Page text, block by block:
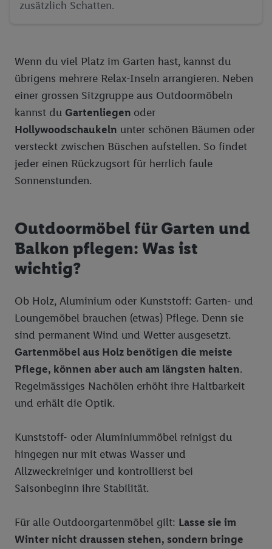
zusätzlich Schatten.
Wenn du viel Platz im Garten hast, kannst du
übrigens mehrere Relax-Inseln arrangieren. Neben
einer grossen Sitzgruppe aus Outdoormöbeln
kannst du Gartenliegen oder
Hollywoodschaukeln unter schönen Bäumen oder
versteckt zwischen Büschen aufstellen. So findet
jeder einen Rückzugsort für herrlich faule
Sonnenstunden.
Outdoormöbel für Garten und
Balkon pflegen: Was ist
wichtig?
Ob Holz, Aluminium oder Kunststoff: Garten- und
Loungemöbel brauchen (etwas) Pflege. Denn sie
sind permanent Wind und Wetter ausgesetzt.
Gartenmöbel aus Holz benötigen die meiste
Pflege, können aber auch am längsten halten.
Regelmässiges Nachölen erhöht ihre Haltbarkeit
und erhält die Optik.
Kunststoff- oder Aluminiummöbel reinigst du
hingegen nur mit etwas Wasser und
Allzweckreiniger und kontrollierst bei
Saisonbeginn ihre Stabilität.
Für alle Outdoorgartenmöbel gilt: Lasse sie im
Winter nicht draussen stehen, sondern bringe